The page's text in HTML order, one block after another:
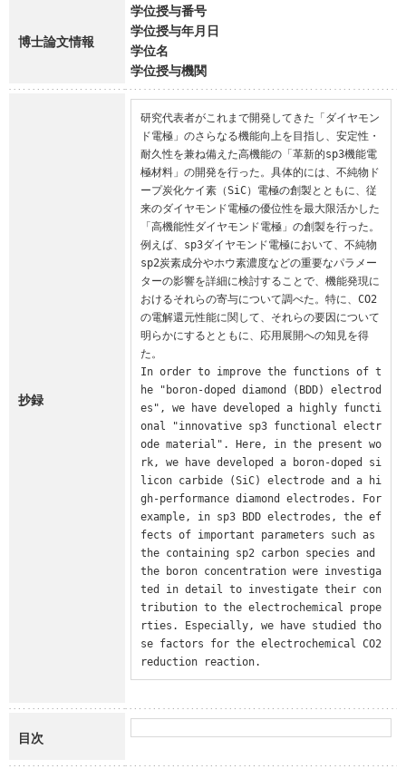
博士論文情報
学位授与番号
学位授与年月日
学位名
学位授与機関
抄録
研究代表者がこれまで開発してきた「ダイヤモン
ド電極」のさらなる機能向上を目指し、安定性・
耐久性を兼ね備えた高機能の「革新的sp3機能電
極材料」の開発を行った。具体的には、不純物ド
ープ炭化ケイ素（SiC）電極の創製とともに、従
来のダイヤモンド電極の優位性を最大限活かした
「高機能性ダイヤモンド電極」の創製を行った。
例えば、sp3ダイヤモンド電極において、不純物
sp2炭素成分やホウ素濃度などの重要なパラメー
ターの影響を詳細に検討することで、機能発現に
おけるそれらの寄与について調べた。特に、CO2
の電解還元性能に関して、それらの要因について
明らかにするとともに、応用展開への知見を得
た。
In order to improve the functions of t
he "boron-doped diamond (BDD) electrod
es", we have developed a highly functi
onal "innovative sp3 functional electr
ode material". Here, in the present wo
rk, we have developed a boron-doped si
licon carbide (SiC) electrode and a hi
gh-performance diamond electrodes. For
example, in sp3 BDD electrodes, the ef
fects of important parameters such as
the containing sp2 carbon species and
the boron concentration were investiga
ted in detail to investigate their con
tribution to the electrochemical prope
rties. Especially, we have studied tho
se factors for the electrochemical CO2
reduction reaction.
目次